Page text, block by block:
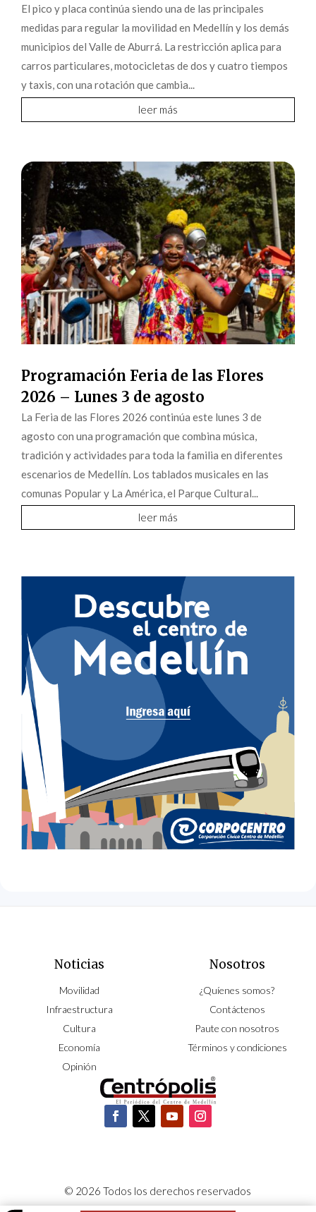
El pico y placa continúa siendo una de las principales
medidas para regular la movilidad en Medellín y los demás
municipios del Valle de Aburrá. La restricción aplica para
carros particulares, motocicletas de dos y cuatro tiempos
y taxis, con una rotación que cambia...
leer más
Programación Feria de las Flores
2026 – Lunes 3 de agosto
La Feria de las Flores 2026 continúa este lunes 3 de
agosto con una programación que combina música,
tradición y actividades para toda la familia en diferentes
escenarios de Medellín. Los tablados musicales en las
comunas Popular y La América, el Parque Cultural...
leer más
Noticias
Movilidad
Infraestructura
Cultura
Economía
Opinión
Nosotros
¿Quíenes somos?
Contáctenos
Paute con nosotros
Términos y condiciones
© 2026 Todos los derechos reservados